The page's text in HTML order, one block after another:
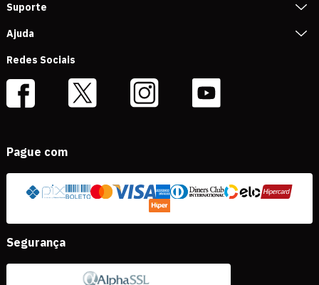
Suporte
Ajuda
Redes Sociais
Pague com
Segurança